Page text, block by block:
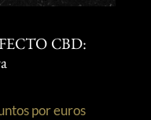
CBD:
por euros